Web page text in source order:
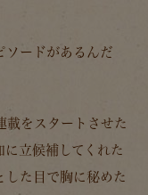
ソードがあるんだ
載をスタートさせた
立候補してくれた
した目で胸に秘めた